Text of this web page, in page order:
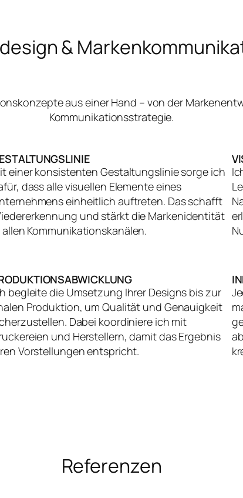
&
aus einer Hand – von der
Kommunikationsstrategie.
einer konsistenten Gestaltungslinie sorge ich
dass alle visuellen Elemente eines
einheitlich auftreten. Das schafft
und stärkt die Markenidentität
allen Kommunikationskanälen.
begleite die Umsetzung Ihrer Designs bis zur
Produktion, um Qualität und Genauigkeit
Dabei koordiniere ich mit
und Herstellern, damit das Ergebnis
Vorstellungen entspricht.
Referenzen